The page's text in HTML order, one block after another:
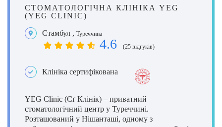
СТОМАТОЛОГІЧНА КЛІНІКА YEG
(YEG CLINIC)
Стамбул , Туреччина
4.6 (25 відгуків)
Клініка сертифікована
YEG Clinic (Єґ Клінік) – приватний
стоматологічний центр у Туреччині.
Розташований у Нішанташі, одному з